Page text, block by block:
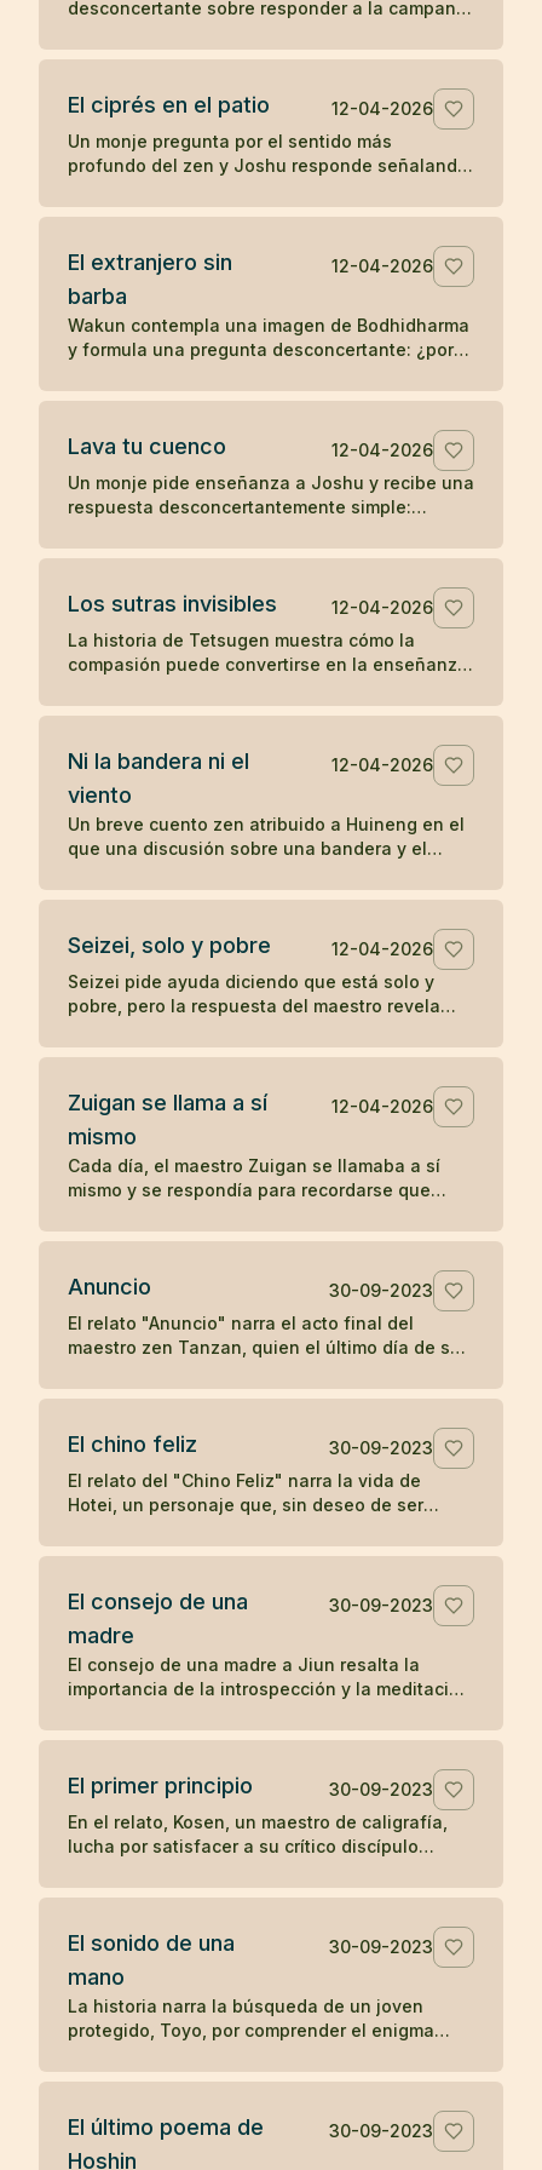
desconcertante sobre responder a la campana
koan sobre sonido, forma y comprensión
El ciprés en el patio
12-04-2026
Un monje pregunta por el sentido más
profundo del zen y Joshu responde señalando
no se separa de lo inmediato.
El extranjero sin
barba
12-04-2026
Wakun contempla una imagen de Bodhidharma
y formula una pregunta desconcertante: ¿por
sobre percepción y realidad.
Lava tu cuenco
12-04-2026
Un monje pide enseñanza a Joshu y recibe una
respuesta desconcertantemente simple:
sobre la práctica directa y lo inmediato.
Los sutras invisibles
12-04-2026
La historia de Tetsugen muestra cómo la
compasión puede convertirse en la enseñanza
vivió ayudando a quienes sufrían.
Ni la bandera ni el
viento
12-04-2026
Un breve cuento zen atribuido a Huineng en el
que una discusión sobre una bandera y el
en la mente.
Seizei, solo y pobre
12-04-2026
Seizei pide ayuda diciendo que está solo y
pobre, pero la respuesta del maestro revela
koan sobre carencia y plenitud.
Zuigan se llama a sí
mismo
12-04-2026
Cada día, el maestro Zuigan se llamaba a sí
mismo y se respondía para recordarse que
engañar. Un koan sobre la vigilancia interior.
Anuncio
30-09-2023
El relato "Anuncio" narra el acto final del
maestro zen Tanzan, quien el último día de su
partida. Con simplicidad y aceptación, Tanzan
la muerte.
El chino feliz
30-09-2023
El relato del "Chino Feliz" narra la vida de
Hotei, un personaje que, sin deseo de ser
alegría a los niños con dulces y frutas,
cambio de su atención. Su simple acción de
dejar caer y recoger su saco en respuesta a
preguntas sobre el significado y la realización
del zen, ilustra una enseñanza zen sobre la
simplicidad y el desapego.
El consejo de una
madre
30-09-2023
El consejo de una madre a Jiun resalta la
importancia de la introspección y la meditación
en contraposición a la mera acumulación de
de este relato, se subraya el valor del auto-
conocimiento personal sobre la enseñanza
erudita y superficial.
El primer principio
30-09-2023
En el relato, Kosen, un maestro de caligrafía,
lucha por satisfacer a su crítico discípulo
principio" que se tallará en la puerta del templo
una ausencia momentánea del discípulo para
finalmente crear una obra maestra. El relato
ilustra cómo la espontaneidad y la liberación
de juicios externos pueden conducir a la
creativa.
El sonido de una
mano
30-09-2023
La historia narra la búsqueda de un joven
protegido, Toyo, por comprender el enigma
sonido de una mano. A través de la meditación
mundanos, Toyo finalmente llega a la
realización del sonido insonoro, simbolizando
El último poema de
Hoshin
30-09-2023